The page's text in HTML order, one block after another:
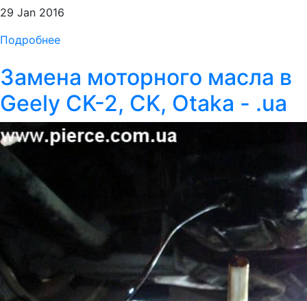
29 Jan 2016
Подробнее
Замена моторного масла в
Geely CK-2, CK, Otaka - .ua